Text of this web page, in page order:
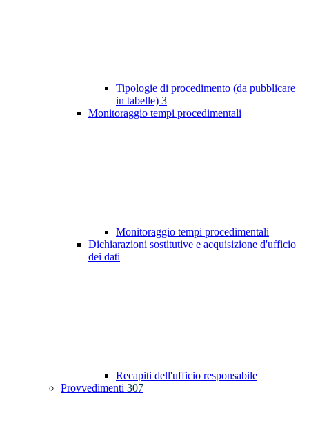
Tipologie di procedimento (da pubblicare
in tabelle) 3
Monitoraggio tempi procedimentali
Monitoraggio tempi procedimentali
Dichiarazioni sostitutive e acquisizione d'ufficio
dei dati
Recapiti dell'ufficio responsabile
Provvedimenti 307